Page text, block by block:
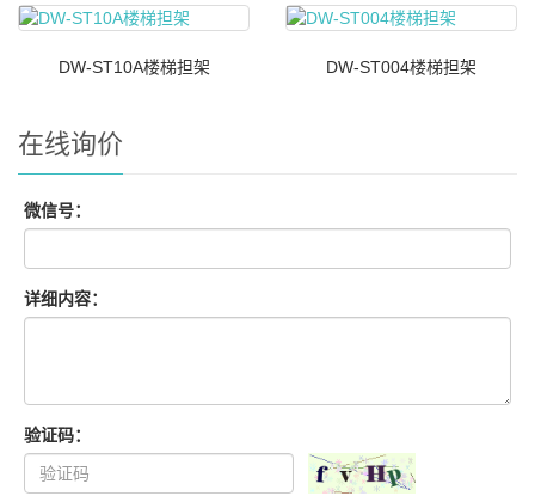
DW-ST10A楼梯担架 DW-ST004楼梯担架
在线询价
微信号：
详细内容：
验证码：